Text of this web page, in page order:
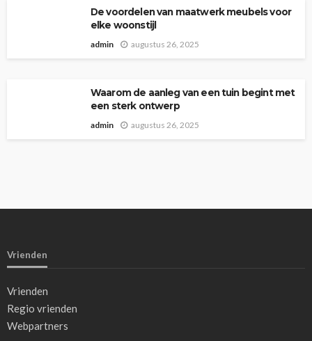
De voordelen van maatwerk meubels voor
elke woonstijl
admin augustus 26, 2025
Waarom de aanleg van een tuin begint met
een sterk ontwerp
admin augustus 26, 2025
Vrienden
Vrienden
Regio vrienden
Webpartners